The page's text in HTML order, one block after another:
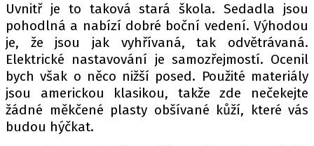
Uvnitř je to taková stará škola. Sedadla jsou
pohodlná a nabízí dobré boční vedení. Výhodou
je, že jsou jak vyhřívaná, tak odvětrávaná.
Elektrické nastavování je samozřejmostí. Ocenil
bych však o něco nižší posed. Použité materiály
jsou americkou klasikou, takže zde nečekejte
žádné měkčené plasty obšívané kůží, které vás
budou hýčkat.